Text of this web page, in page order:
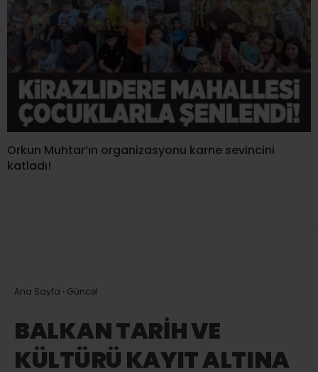
Orkun Muhtar’ın organizasyonu karne sevincini
katladı!
Ana Sayfa › Güncel
BALKAN TARİH VE
KÜLTÜRÜ KAYIT ALTINA